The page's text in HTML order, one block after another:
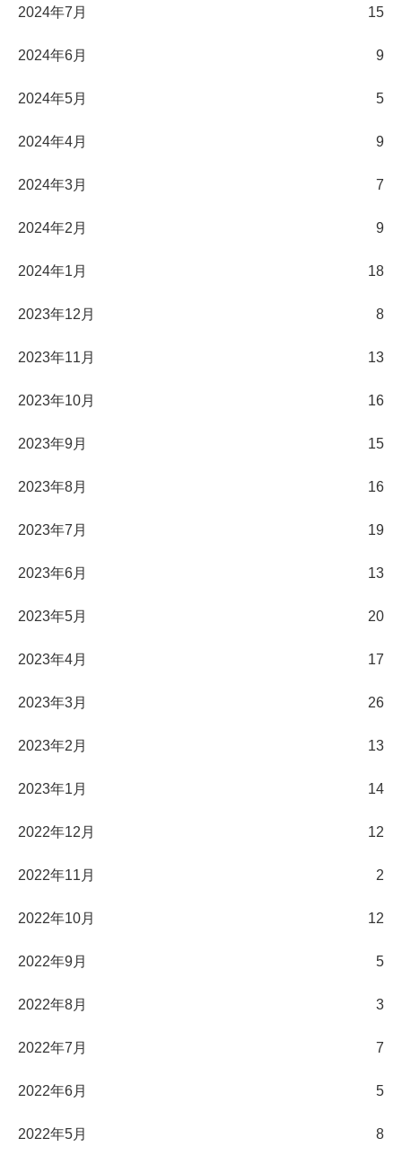
2024年7月 15
2024年6月 9
2024年5月 5
2024年4月 9
2024年3月 7
2024年2月 9
2024年1月 18
2023年12月 8
2023年11月 13
2023年10月 16
2023年9月 15
2023年8月 16
2023年7月 19
2023年6月 13
2023年5月 20
2023年4月 17
2023年3月 26
2023年2月 13
2023年1月 14
2022年12月 12
2022年11月 2
2022年10月 12
2022年9月 5
2022年8月 3
2022年7月 7
2022年6月 5
2022年5月 8